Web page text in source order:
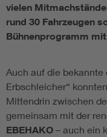
vielen
rund 30 Fahrzeugen
Bühnenprogramm
Auch auf die bekannte
Erbschleicher“
Mittendrin zwischen
gemeinsam mit der
EBEHAKO – auch ein